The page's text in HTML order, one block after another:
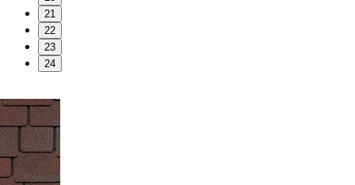
21
22
23
24